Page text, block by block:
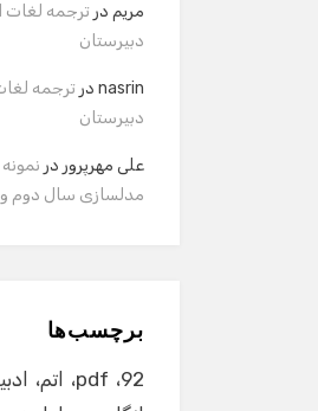
مریم در ترجمه
دبیرستان
nasrin در ترجمه
دبیرستان
علی مهرپرور در
مدلسازی سال دوم
برچسب‌ها
92
pdf اتم